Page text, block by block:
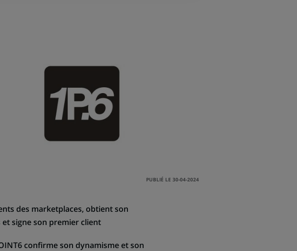
PUBLIÉ LE 30-04-2024
des marketplaces, obtient son
signe son premier client
confirme son dynamisme et son